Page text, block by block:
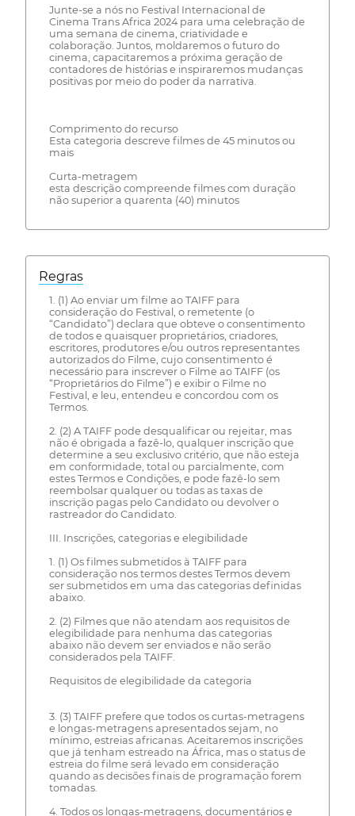
Junte-se a nós no Festival Internacional de
Cinema Trans Africa 2024 para uma celebração de
uma semana de cinema, criatividade e
colaboração. Juntos, moldaremos o futuro do
cinema, capacitaremos a próxima geração de
contadores de histórias e inspiraremos mudanças
positivas por meio do poder da narrativa.
Comprimento do recurso
Esta categoria descreve filmes de 45 minutos ou
mais
Curta-metragem
esta descrição compreende filmes com duração
não superior a quarenta (40) minutos
Regras
1. (1) Ao enviar um filme ao TAIFF para
consideração do Festival, o remetente (o
“Candidato”) declara que obteve o consentimento
de todos e quaisquer proprietários, criadores,
escritores, produtores e/ou outros representantes
autorizados do Filme, cujo consentimento é
necessário para inscrever o Filme ao TAIFF (os
“Proprietários do Filme”) e exibir o Filme no
Festival, e leu, entendeu e concordou com os
Termos.
2. (2) A TAIFF pode desqualificar ou rejeitar, mas
não é obrigada a fazê-lo, qualquer inscrição que
determine a seu exclusivo critério, que não esteja
em conformidade, total ou parcialmente, com
estes Termos e Condições, e pode fazê-lo sem
reembolsar qualquer ou todas as taxas de
inscrição pagas pelo Candidato ou devolver o
rastreador do Candidato.
III. Inscrições, categorias e elegibilidade
1. (1) Os filmes submetidos à TAIFF para
consideração nos termos destes Termos devem
ser submetidos em uma das categorias definidas
abaixo.
2. (2) Filmes que não atendam aos requisitos de
elegibilidade para nenhuma das categorias
abaixo não devem ser enviados e não serão
considerados pela TAIFF.
Requisitos de elegibilidade da categoria
3. (3) TAIFF prefere que todos os curtas-metragens
e longas-metragens apresentados sejam, no
mínimo, estreias africanas. Aceitaremos inscrições
que já tenham estreado na África, mas o status de
estreia do filme será levado em consideração
quando as decisões finais de programação forem
tomadas.
4. Todos os longas-metragens, documentários e